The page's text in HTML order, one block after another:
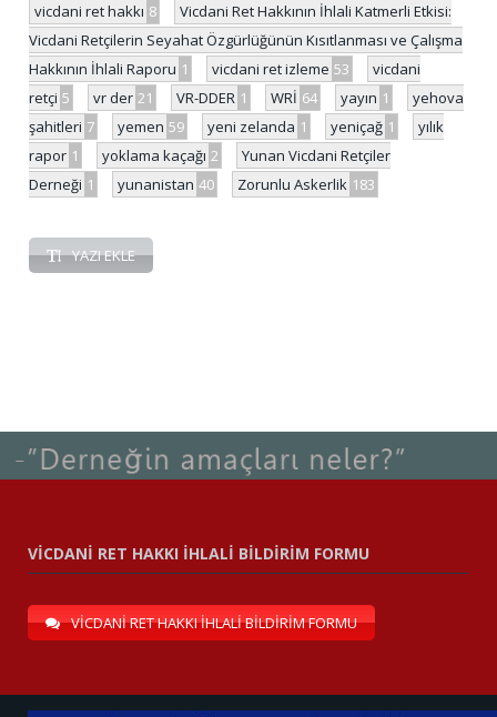
vicdani ret hakkı 8
Vicdani Ret Hakkının İhlali Katmerli Etkisi:
Vicdani Retçilerin Seyahat Özgürlüğünün Kısıtlanması ve Çalışma
Hakkının İhlali Raporu 1 vicdani ret izleme 53
vicdani
retçi 5 vr der 21 VR-DDER 1 WRİ 64 yayın 1
yehova
şahitleri 7 yemen 59 yeni zelanda 1 yeniçağ 1
yılık
rapor 1 yoklama kaçağı 2
Yunan Vicdani Retçiler
Derneği 1 yunanistan 40 Zorunlu Askerlik 183
YAZI EKLE
VİCDANİ RET HAKKI İHLALİ BİLDİRİM FORMU
VİCDANİ RET HAKKI İHLALİ BİLDİRİM FORMU